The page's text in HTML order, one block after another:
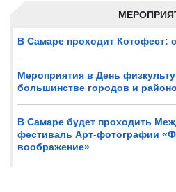
В Самаре проходит Котофест:
Мероприятия в День
большинстве городов и
В Самаре будет проходить
фестиваль Арт-фотографии
воображение»